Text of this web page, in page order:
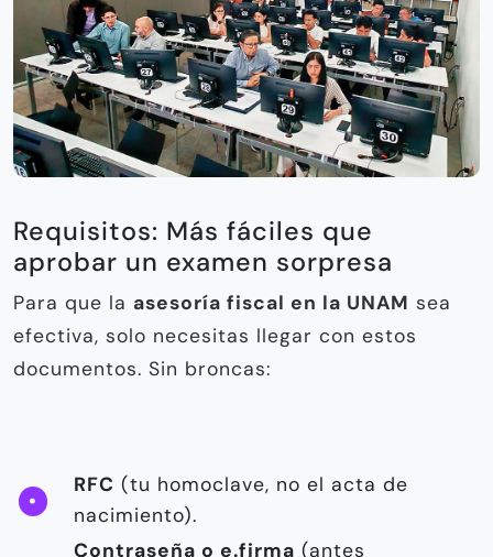
Requisitos: Más fáciles que
aprobar un examen sorpresa
Para que la asesoría fiscal en la UNAM sea
efectiva, solo necesitas llegar con estos
documentos. Sin broncas:
RFC (tu homoclave, no el acta de
nacimiento).
Contraseña o e.firma (antes